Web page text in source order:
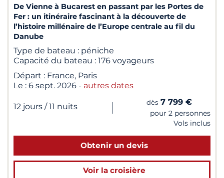
De Vienne à Bucarest en passant par les Portes de
Fer : un itinéraire fascinant à la découverte de
l’histoire millénaire de l’Europe centrale au fil du
Danube
Type de bateau : péniche
Capacité du bateau : 176 voyageurs
Départ : France, Paris
Le : 6 sept. 2026 - autres dates
12 jours / 11 nuits | dès 7 799 €
pour 2 personnes
Vols inclus
Obtenir un devis
Voir la croisière